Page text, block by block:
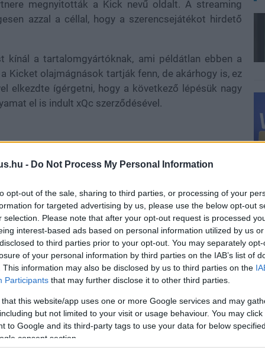
- Do Not Process My Personal Information
opt-out of the sale, sharing to third parties, or processing of your
for targeted advertising by us, please use the below opt-out
selection. Please note that after your opt-out request is processed
interest-based ads based on personal information utilized by us
to third parties prior to your opt-out. You may separately
of your personal information by third parties on the IAB’s list of
This information may also be disclosed by us to third parties on the
Participants that may further disclose it to other third parties.
that this website/app uses one or more Google services and may
but not limited to your visit or usage behaviour. You may
to Google and its third-party tags to use your data for below
consent section.
megnyitották a Kick nevű oldalt. A streaming
azzal a céllal, hogy a szerencsejátékot hirdető
kínál a tartalomgyártóknak, ami példátlan ebben a
Kicket olajmágnások tartják fenn, de akárhogy is, ez
elkezdte ígérgetni, hogy a következő lépésük nagy
el is indult xQc szerződésével.
hogy a platform egyik legismertebb karaktere -
Ezt viszont nem készpénzben kapja meg, a dolog
potenciálisan leszurkolni annak fényében, hogy egy
a platformon. Ennek egy részét ráadásul Félix
nem annyi lesz a tényleges, pénzben kifizetett
dDuHSVneVx
a szerződése nem exkluzív. A Kick csak azért
nem gátolja őt abban, hogy a Twitchen is pörgesse
hasonló, aki az egyik legismertebb női twitches
a platformmal 30 millió dollár értékben.